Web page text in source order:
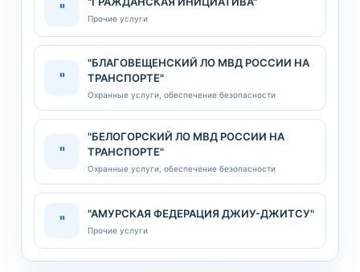
"
Прочие услуги
"
"БЛАГОВЕЩЕНСКИЙ ЛО МВД РОССИИ НА
ТРАНСПОРТЕ"
Охранные услуги, обеспечение безопасности
"
"БЕЛОГОРСКИЙ ЛО МВД РОССИИ НА
ТРАНСПОРТЕ"
Охранные услуги, обеспечение безопасности
" "АМУРСКАЯ ФЕДЕРАЦИЯ ДЖИУ-ДЖИТСУ"
Прочие услуги